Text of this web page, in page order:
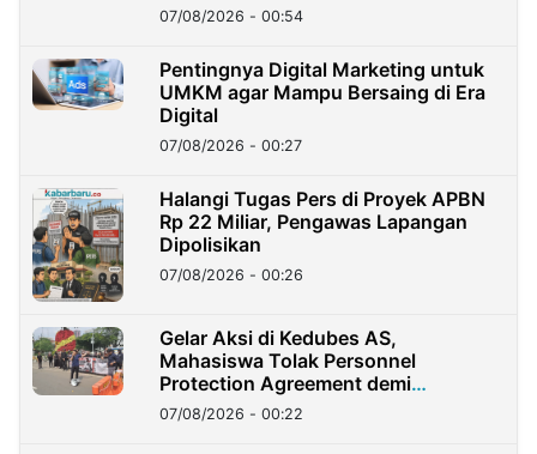
07/08/2026 - 00:54
Pentingnya Digital Marketing untuk
UMKM agar Mampu Bersaing di Era
Digital
07/08/2026 - 00:27
Halangi Tugas Pers di Proyek APBN
Rp 22 Miliar, Pengawas Lapangan
Dipolisikan
07/08/2026 - 00:26
Gelar Aksi di Kedubes AS,
Mahasiswa Tolak Personnel
Protection Agreement demi
Kedaulatan Negara
07/08/2026 - 00:22